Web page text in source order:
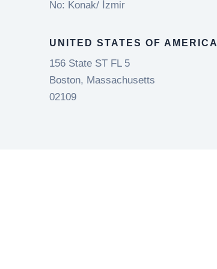
No: Konak/ İzmir
UNITED STATES OF AMERICA
156 State ST FL 5
Boston, Massachusetts
02109